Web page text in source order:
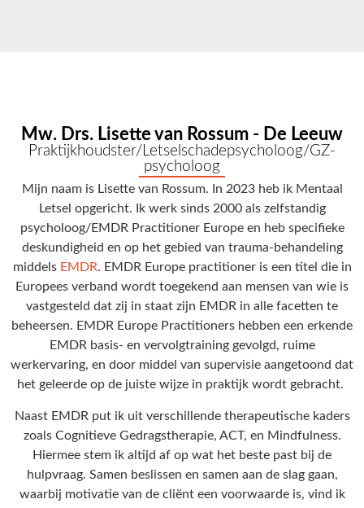
Mw. Drs. Lisette van Rossum - De Leeuw
Praktijkhoudster/Letselschadepsycholoog/GZ-
psycholoog
Mijn naam is Lisette van Rossum. In 2023 heb ik Mentaal
Letsel opgericht. Ik werk sinds 2000 als zelfstandig
psycholoog/EMDR Practitioner Europe en heb specifieke
deskundigheid en op het gebied van trauma-behandeling
middels EMDR. EMDR Europe practitioner is een titel die in
Europees verband wordt toegekend aan mensen van wie is
vastgesteld dat zij in staat zijn EMDR in alle facetten te
beheersen. EMDR Europe Practitioners hebben een erkende
EMDR basis- en vervolgtraining gevolgd, ruime
werkervaring, en door middel van supervisie aangetoond dat
het geleerde op de juiste wijze in praktijk wordt gebracht.
Naast EMDR put ik uit verschillende therapeutische kaders
zoals Cognitieve Gedragstherapie, ACT, en Mindfulness.
Hiermee stem ik altijd af op wat het beste past bij de
hulpvraag. Samen beslissen en samen aan de slag gaan,
waarbij motivatie van de cliënt een voorwaarde is, vind ik